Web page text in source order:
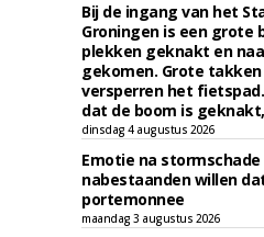
Bij de ingang van het
Groningen is een grote
plekken geknakt en
gekomen. Grote takken
versperren het
dat de boom is
dinsdag 4 augustus 2026
Emotie na
nabestaanden willen
portemonnee
maandag 3 augustus 2026